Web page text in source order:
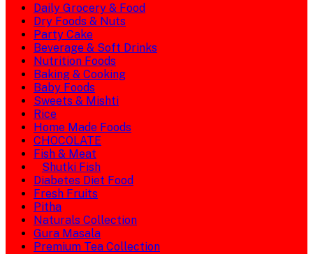
Daily Grocery & Food
Dry Foods & Nuts
Party Cake
Beverage & Soft Drinks
Nutrition Foods
Baking & Cooking
Baby Foods
Sweets & Mishti
Rice
Home Made Foods
CHOCOLATE
Fish & Meat
Shutki Fish
Diabetes Diet Food
Fresh Fruits
Pitha
Naturals Collection
Gura Masala
Premium Tea Collection